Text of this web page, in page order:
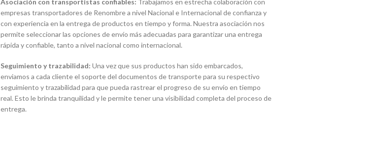
empresas transportadores de Renombre a nivel Nacional e Internacional de confianza y
con experiencia en la entrega de productos en tiempo y forma. Nuestra asociación nos
permite seleccionar las opciones de envío más adecuadas para garantizar una entrega
rápida y confiable, tanto a nivel nacional como internacional.
Seguimiento y trazabilidad: Una vez que sus productos han sido embarcados,
enviamos a cada cliente el soporte del documentos de transporte para su respectivo
seguimiento y trazabilidad para que pueda rastrear el progreso de su envío en tiempo
real. Esto le brinda tranquilidad y le permite tener una visibilidad completa del proceso de
entrega.